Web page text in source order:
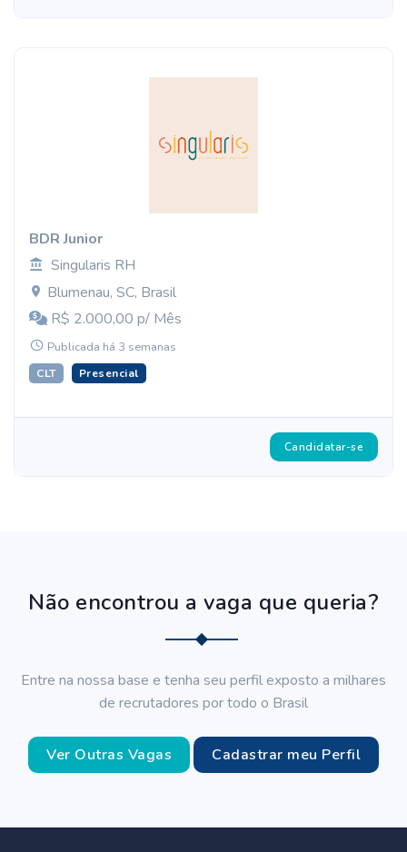
BDR Junior
Singularis RH
Blumenau, SC, Brasil
R$ 2.000,00 p/ Mês
Publicada há 3 semanas
CLT Presencial
Candidatar-se
Não encontrou a vaga que queria?
Entre na nossa base e tenha seu perfil exposto a milhares
de recrutadores por todo o Brasil
Ver Outras Vagas Cadastrar meu Perfil